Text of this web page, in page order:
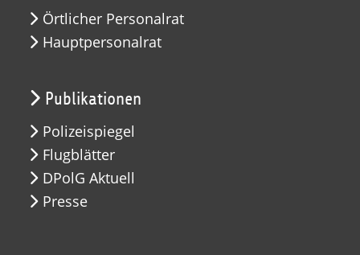
Örtlicher Personalrat
Hauptpersonalrat
Publikationen
Polizeispiegel
Flugblätter
DPolG Aktuell
Presse